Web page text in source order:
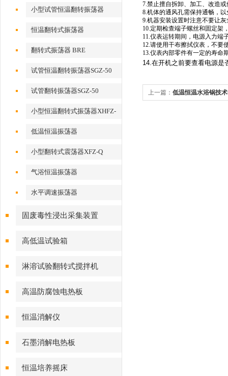
小型试管恒温翻转振荡器
恒温翻转式振荡器
翻转式振荡器 BRE
试管恒温翻转振荡器SGZ-50
试管翻转振荡器SGZ-50
小型恒温翻转式振荡器XHFZ-
低温恒温振荡器
小型翻转式震荡器XFZ-Q
气浴恒温振荡器
水平调速振荡器
固废毒性浸出采集装置
高低温试验箱
淋溶试验翻转式搅拌机
高温防腐蚀电热板
恒温消解仪
石墨消解电热板
恒温培养摇床
7.禁止擅自拆卸、加工、改造
8.机体的通风孔需保持通畅，
9.机器安装设置时注意不要让
10.定期检查端子螺丝和固定架
11.仪表运转期间，电源入力端
12.请使用干布擦拭仪表，不要
13.仪表内部零件有一定的寿命
14.在开机之前要查看电源是
上一篇： 低温恒温水浴锅技